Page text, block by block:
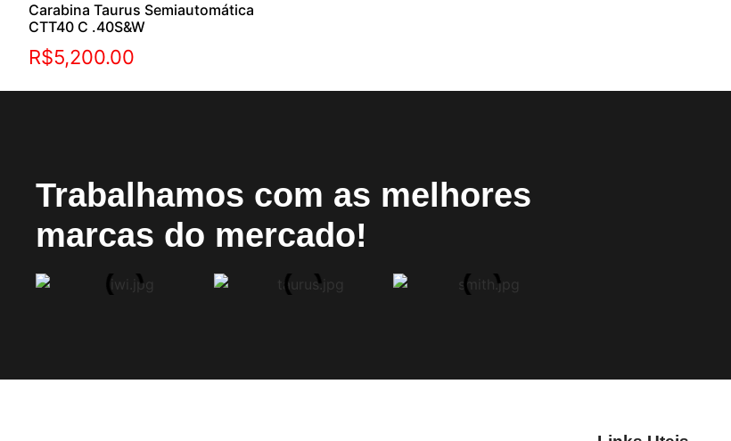
Carabina Taurus Semiautomática
CTT40 C .40S&W
R$5,200.00
Trabalhamos com as melhores
marcas do mercado!